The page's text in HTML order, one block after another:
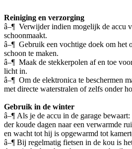
Reiniging en verzorging
â–¶ Verwijder indien mogelijk de accu
schoonmaakt.
â–¶ Gebruik een vochtige doek om het
schoon te maken.
â–¶ Maak de stekkerpolen af en toe
licht in.
â–¶ Om de elektronica te beschermen
met directe waterstralen of zelfs onder
Gebruik in de winter
â–¶ Als je de accu in de garage
der koude dagen naar een verwarmde
en wacht tot hij is opgewarmd tot
â–¶ Bij regelmatig fietsen in de kou is